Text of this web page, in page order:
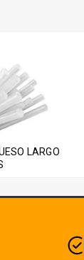
LARGO